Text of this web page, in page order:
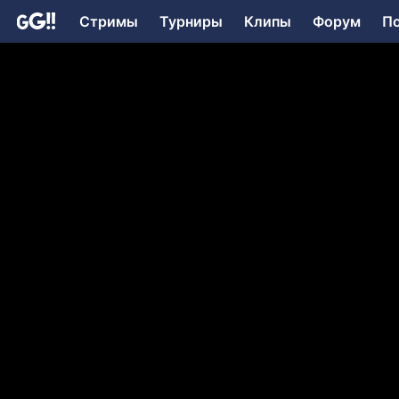
Стримы Турниры Клипы Форум